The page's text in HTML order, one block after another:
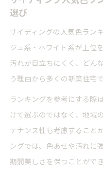
選び
サイディングの人気色ラン
ジュ系・ホワイト系が上位
汚れが目立ちにくく、どん
う理由から多くの新築住宅
ランキングを参考にする際
けで選ぶのではなく、地域
テナンス性も考慮すること
ングでは、色あせや汚れに
期間美しさを保つことができ